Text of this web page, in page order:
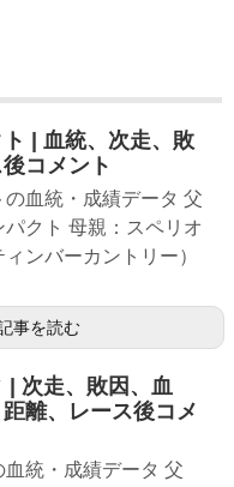
| 血統、次走、敗
コメント
血統・成績データ 父
クト 母親：スペリオ
ンバーカントリー）
事を読む
| 次走、敗因、血
離、レース後コメ
統・成績データ 父